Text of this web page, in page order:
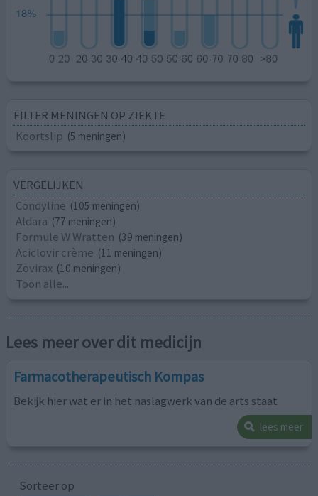
FILTER MENINGEN OP ZIEKTE
Koortslip (5 meningen)
VERGELIJKEN
Condyline (105 meningen)
Aldara (77 meningen)
Formule W Wratten (39 meningen)
Aciclovir crème (11 meningen)
Zovirax (10 meningen)
Toon alle...
Lees meer over dit medicijn
Farmacotherapeutisch Kompas
Bekijk hier wat er in het naslagwerk van de arts staat
lees meer
Sorteer op